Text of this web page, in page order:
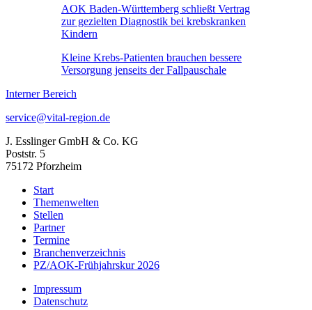
AOK Baden-Württemberg schließt Vertrag
zur gezielten Diagnostik bei krebskranken
Kindern
Kleine Krebs-Patienten brauchen bessere
Versorgung jenseits der Fallpauschale
Interner Bereich
service@vital-region.de
J. Esslinger GmbH & Co. KG
Poststr. 5
75172 Pforzheim
Start
Themenwelten
Stellen
Partner
Termine
Branchenverzeichnis
PZ/AOK-Frühjahrskur 2026
Impressum
Datenschutz